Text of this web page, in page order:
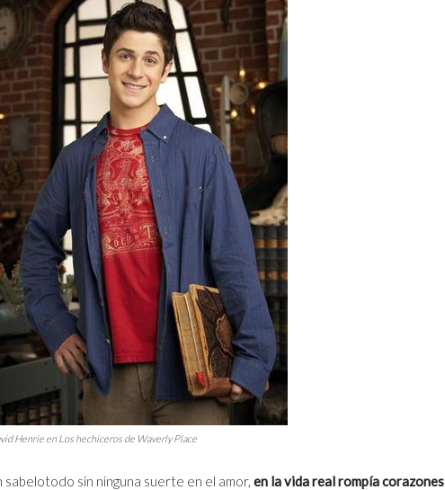
Henrie en Los hechiceros de Waverly Place
sabelotodo sin ninguna suerte en el amor, en la vida real rompía corazones